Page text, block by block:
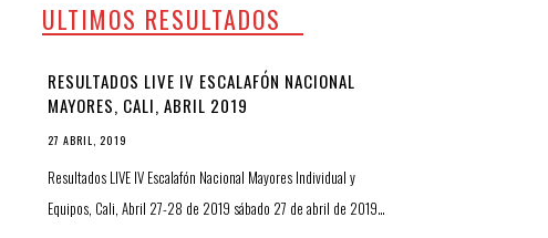
ULTIMOS RESULTADOS
RESULTADOS LIVE IV ESCALAFÓN NACIONAL
MAYORES, CALI, ABRIL 2019
27 ABRIL, 2019
Resultados LIVE IV Escalafón Nacional Mayores Individual y
Equipos, Cali, Abril 27-28 de 2019 sábado 27 de abril de 2019…